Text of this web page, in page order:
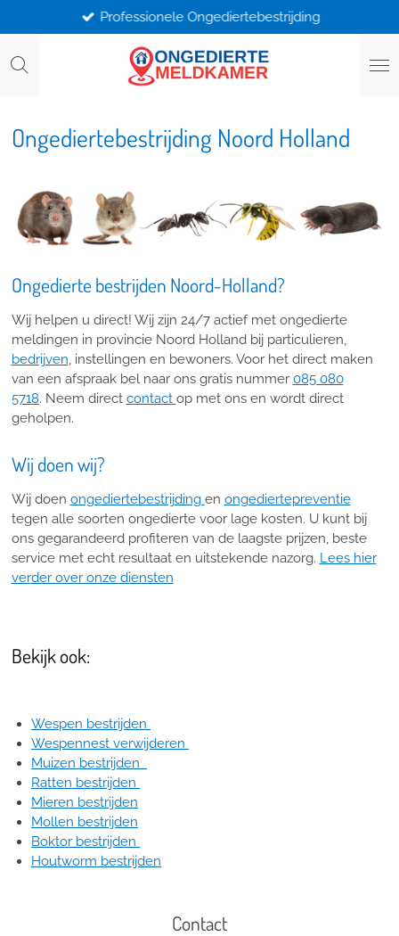
direct
naar
Professionele Ongediertebestrijding
Ongediertebestrijding Noord Holland
Ongedierte bestrijden Noord-Holland?
Wij helpen u direct! Wij zijn 24/7 actief met ongedierte
meldingen in provincie Noord Holland bij particulieren,
bedrijven, instellingen en bewoners. Voor het direct maken
van een afspraak bel naar ons gratis nummer 085 080
5718. Neem direct contact op met ons en wordt direct
geholpen.
Wij doen wij?
Wij doen ongediertebestrijding en ongediertepreventie
tegen alle soorten ongedierte voor lage kosten. U kunt bij
ons gegarandeerd profiteren van de laagste prijzen, beste
service met echt resultaat en uitstekende nazorg. Lees hier
verder over onze diensten
Bekijk ook:
Wespen bestrijden
Wespennest verwijderen
Muizen bestrijden
Ratten bestrijden
Mieren bestrijden
Mollen bestrijden
Boktor bestrijden
Houtworm bestrijden
Contact